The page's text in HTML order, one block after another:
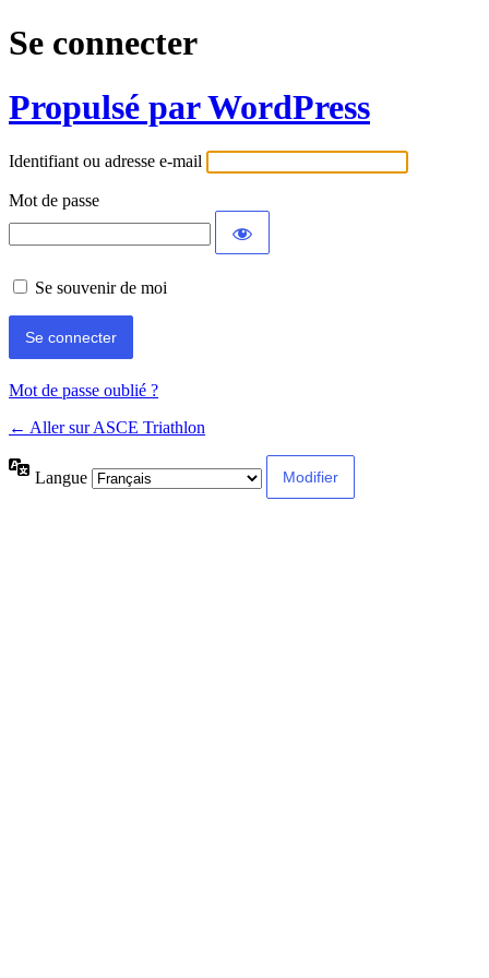
Se connecter
Propulsé par WordPress
Identifiant ou adresse e-mail
Mot de passe
Se souvenir de moi
Mot de passe oublié ?
← Aller sur ASCE Triathlon
Langue